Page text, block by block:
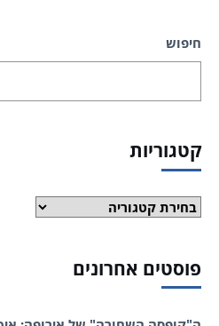
חיפוש
קטגוריות
קטגוריות
פוסטים אחרונים